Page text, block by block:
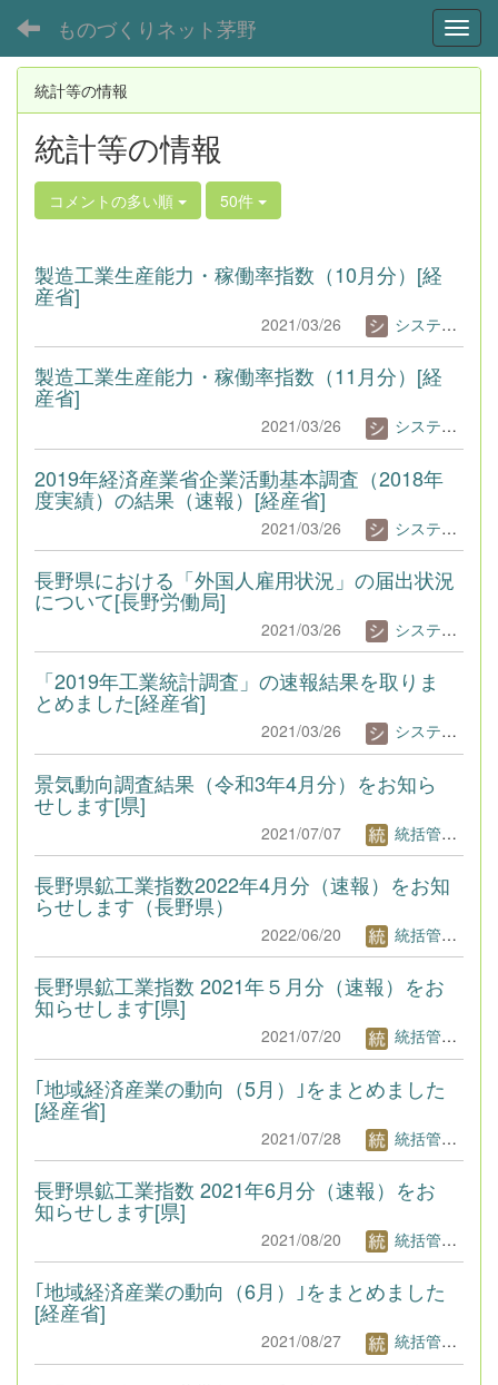
ものづくりネット茅野
統計等の情報
統計等の情報
コメントの多い順 50件
製造工業生産能力・稼働率指数（10月分）[経
産省]
2021/03/26 システム管理者
製造工業生産能力・稼働率指数（11月分）[経
産省]
2021/03/26 システム管理者
2019年経済産業省企業活動基本調査（2018年
度実績）の結果（速報）[経産省]
2021/03/26 システム管理者
長野県における「外国人雇用状況」の届出状況
について[長野労働局]
2021/03/26 システム管理者
「2019年工業統計調査」の速報結果を取りま
とめました[経産省]
2021/03/26 システム管理者
景気動向調査結果（令和3年4月分）をお知ら
せします[県]
2021/07/07 統括管理者1
長野県鉱工業指数2022年4月分（速報）をお知
らせします（長野県）
2022/06/20 統括管理者1
長野県鉱工業指数 2021年５月分（速報）をお
知らせします[県]
2021/07/20 統括管理者1
｢地域経済産業の動向（5月）｣をまとめました
[経産省]
2021/07/28 統括管理者1
長野県鉱工業指数 2021年6月分（速報）をお
知らせします[県]
2021/08/20 統括管理者1
｢地域経済産業の動向（6月）｣をまとめました
[経産省]
2021/08/27 統括管理者1